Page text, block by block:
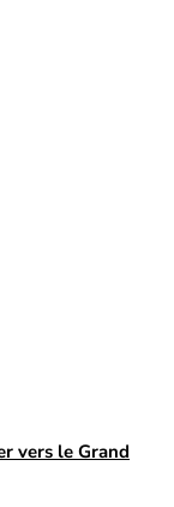
vers le Grand